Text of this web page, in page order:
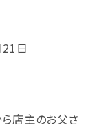
日
ら店主のお父さ